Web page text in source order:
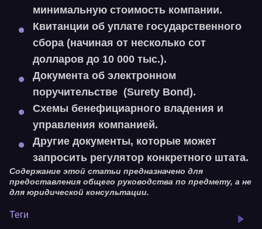
минимальную стоимость компании.
Квитанции об уплате государственного
сбора (начиная от несколько сот
долларов до 10 000 тыс.).
Документа об электронном
поручительстве (Surety Bond).
Схемы бенефициарного владения и
управления компанией.
Другие документы, которые может
запросить регулятор конкретного штата.
Содержание этой статьи предназначено для
предоставления общего руководства по предмету, а не
для юридической консультации.
Теги